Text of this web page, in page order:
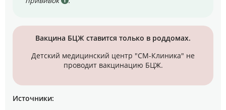
Вакцина БЦЖ ставится только в роддомах.
Детский медицинский центр "СМ-Клиника" не
проводит вакцинацию БЦЖ.
Источники: